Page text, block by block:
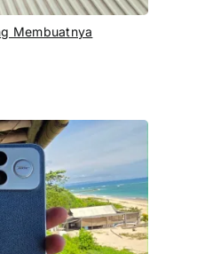
Membuatnya